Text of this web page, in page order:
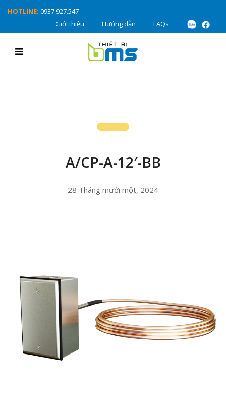
HOTLINE: 0937.927.547
Giới thiệu
Hướng dẫn FAQs
A/CP-A-12′-BB
28 Tháng mười một, 2024